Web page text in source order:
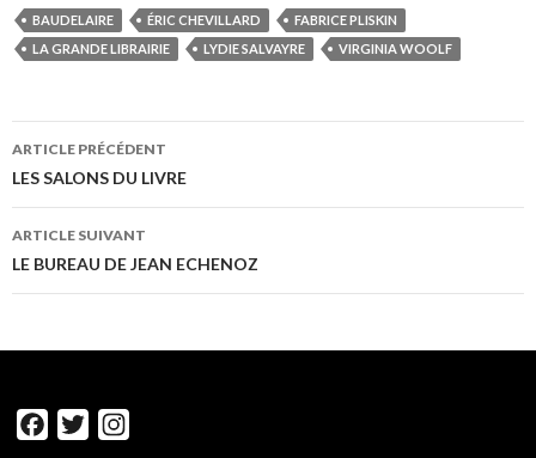
e
b
o
t
t
e
b
l
r
t
e
r
i
l
p
b
o
t
s
A
t
a
g
BAUDELAIRE ÉRIC CHEVILLARD
FABRICE PLISKIN
LA GRANDE LIBRAIRIE
LYDIE SALVAYRE VIRGINIA WOOLF
Navigation
des
articles
ARTICLE PRÉCÉDENT
LES SALONS DU LIVRE
ARTICLE SUIVANT
LE BUREAU DE JEAN ECHENOZ